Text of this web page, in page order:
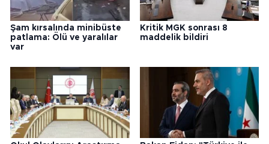
Şam kırsalında minibüste
patlama: Ölü ve yaralılar
var
Kritik MGK sonrası 8
maddelik bildiri